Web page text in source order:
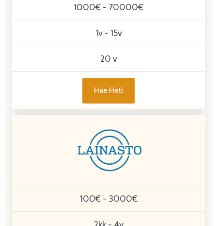
1000€ - 70000€
1v - 15v
20 v
Hae Heti
100€ - 3000€